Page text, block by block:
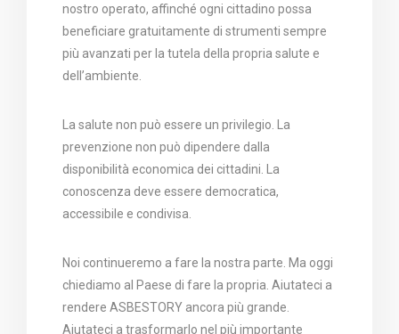
nostro operato, affinché ogni cittadino possa
beneficiare gratuitamente di strumenti sempre
più avanzati per la tutela della propria salute e
dell’ambiente.
La salute non può essere un privilegio. La
prevenzione non può dipendere dalla
disponibilità economica dei cittadini. La
conoscenza deve essere democratica,
accessibile e condivisa.
Noi continueremo a fare la nostra parte. Ma oggi
chiediamo al Paese di fare la propria. Aiutateci a
rendere ASBESTORY ancora più grande.
Aiutateci a trasformarlo nel più importante